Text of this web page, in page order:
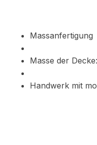
Massanfertigung
Masse der
Handwerk mit